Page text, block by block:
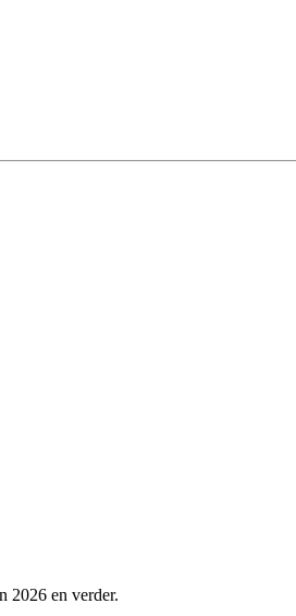
2026 en verder.